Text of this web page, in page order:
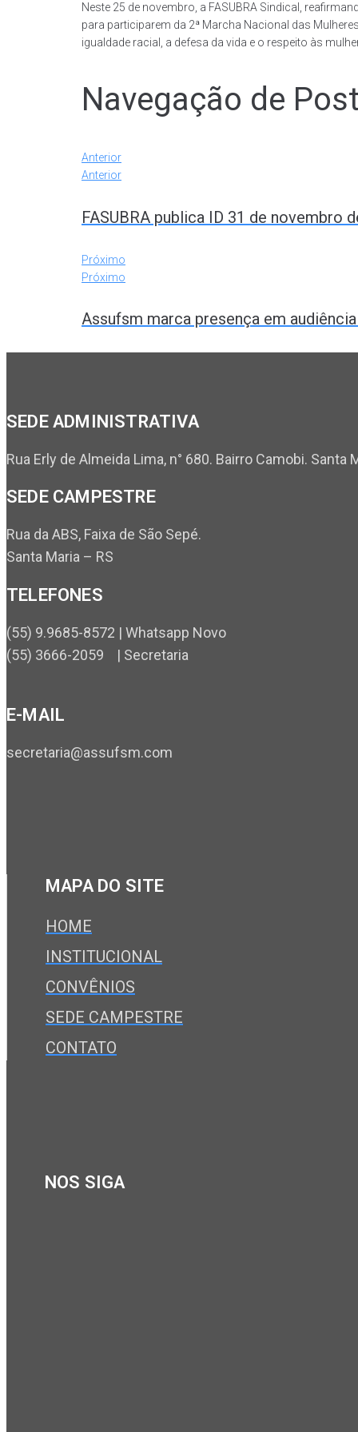
Neste 25 de novembro, a FASUBRA Sindical,
para participarem da 2ª Marcha Nacional das
igualdade racial, a defesa da vida e o respeito às
Navegação de
Anterior
Anterior
FASUBRA publica ID 31 de novembro
Próximo
Próximo
Assufsm marca presença em
SEDE ADMINISTRATIVA
Rua Erly de Almeida Lima, n° 680. Bairro Camobi. Santa
SEDE CAMPESTRE
Rua da ABS, Faixa de São Sepé.
Santa Maria – RS
TELEFONES
(55) 9.9685-8572 | Whatsapp Novo
(55) 3666-2059 | Secretaria
E-MAIL
secretaria@assufsm.com
MAPA DO SITE
HOME
INSTITUCIONAL
CONVÊNIOS
SEDE CAMPESTRE
CONTATO
NOS SIGA